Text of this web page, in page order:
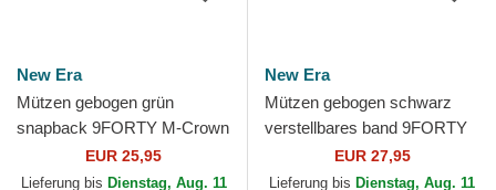
New Era
Mützen gebogen grün
snapback 9FORTY M-Crown
der Los Angeles Dodgers
MLB von New Era
EUR 25,95
Lieferung bis Dienstag, Aug. 11
New Era
Mützen gebogen schwarz
verstellbares band 9FORTY
Tort Infill der Los Angeles
Dodgers MLB von New Era
EUR 27,95
Lieferung bis Dienstag, Aug. 11